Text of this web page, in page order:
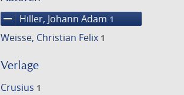
remove Hiller, Johann Adam 1
Weisse, Christian Felix 1
Verlage
Crusius 1